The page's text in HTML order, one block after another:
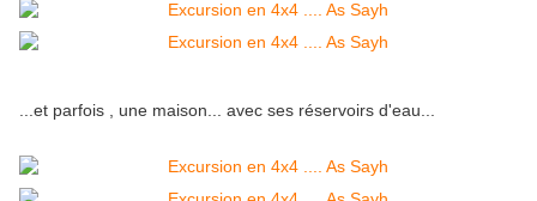
...et parfois , une maison... avec ses réservoirs d'eau...